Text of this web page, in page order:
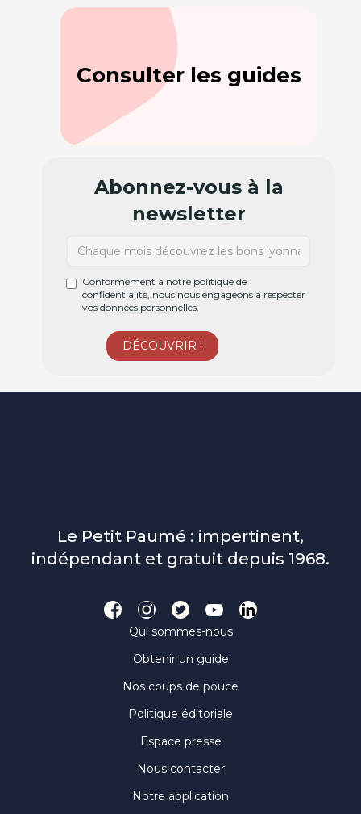
Consulter les guides
Abonnez-vous à la
newsletter
Conformément à notre politique de
confidentialité, nous nous engageons à respecter
vos données personnelles.
Le Petit Paumé : impertinent,
indépendant et gratuit depuis 1968.
Qui sommes-nous
Obtenir un guide
Nos coups de pouce
Politique éditoriale
Espace presse
Nous contacter
Notre application